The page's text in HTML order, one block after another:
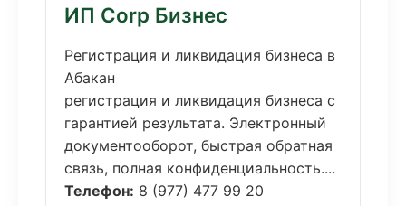
ИП Corp Бизнес
Регистрация и ликвидация бизнеса в
Абакан
регистрация и ликвидация бизнеса с
гарантией результата. Электронный
документооборот, быстрая обратная
связь, полная конфиденциальность....
Телефон: 8 (977) 477 99 20